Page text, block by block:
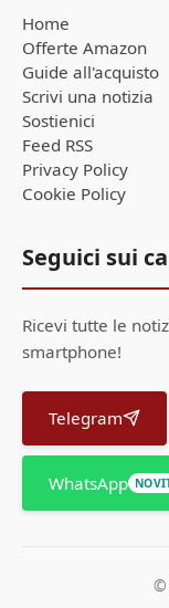
Home
Offerte Amazon
Guide all'acquisto
Scrivi una notizia
Sostienici
Feed RSS
Privacy Policy
Cookie Policy
Seguici sui
Ricevi tutte le
smartphone!
Telegram
WhatsApp
©